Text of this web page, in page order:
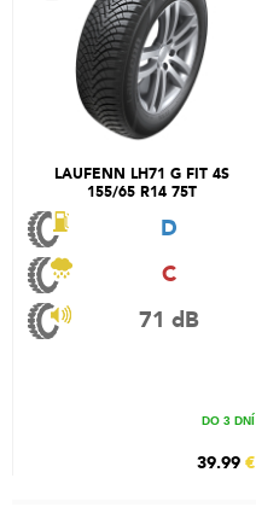
LAUFENN LH71 G FIT 4S
155/65 R14 75T
D
C
71 dB
DO 3 DNÍ
39.99 €